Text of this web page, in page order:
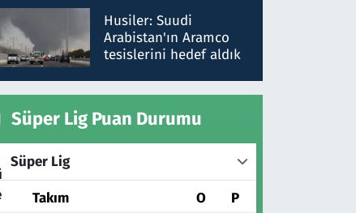
talimat verdi, ben
gönderdim
Husiler: Suudi
Arabistan'ın Aramco
tesislerini hedef aldık
Süper Lig Puan Durumu
Süper Lig
Takım O P